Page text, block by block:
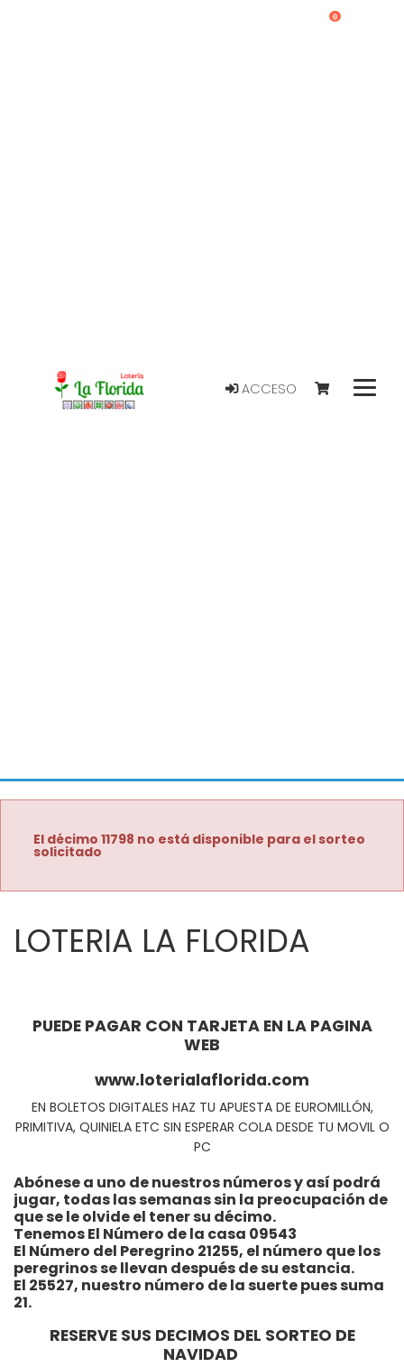
ACCESO
0
El décimo 11798 no está disponible para el sorteo
solicitado
LOTERIA LA FLORIDA
PUEDE PAGAR CON TARJETA EN LA PAGINA
WEB
www.loterialaflorida.com
EN BOLETOS DIGITALES HAZ TU APUESTA DE EUROMILLÓN,
PRIMITIVA, QUINIELA ETC SIN ESPERAR COLA DESDE TU MOVIL O
PC
Abónese a uno de nuestros números y así podrá
jugar, todas las semanas sin la preocupación de
que se le olvide el tener su décimo.
Tenemos El Número de la casa 09543
El Número del Peregrino 21255, el número que los
peregrinos se llevan después de su estancia.
El 25527, nuestro número de la suerte pues suma
21.
RESERVE SUS DECIMOS DEL SORTEO DE
NAVIDAD